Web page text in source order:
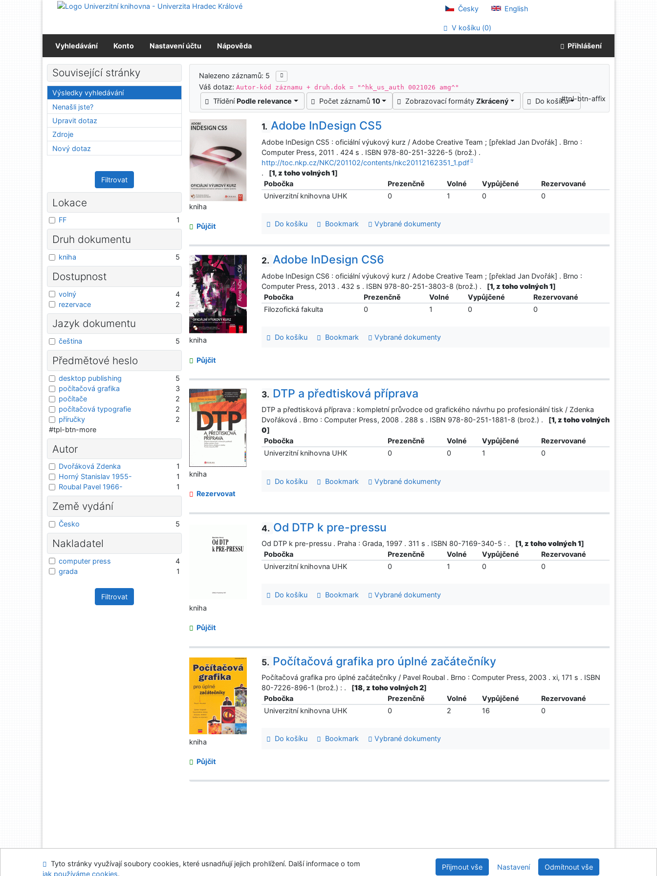
Přejít na obsah
Česky English
V košíku (0)
Vyhledávání Konto Nastavení účtu Nápověda Přihlášení
Výsledky vyhledávání
Nalezeno záznamů: 5
Váš dotaz:Autor-kód záznamu + druh.dok = "^hk_us_auth 0021026 amg^"
Třídění Podle relevance Počet záznamů 10 Zobrazovací formáty Zkrácený Do košíku#tpl-btn-affix
1. Adobe InDesign CS5
Adobe InDesign CS5 : oficiální výukový kurz / Adobe Creative Team ; [překlad Jan Dvořák] . Brno :
Computer Press, 2011 . 424 s . ISBN 978-80-251-3226-5 (brož.) .
http://toc.nkp.cz/NKC/201102/contents/nkc20112162351_1.pdf
.
[1, z toho volných 1]
Pobočka
Prezenčně Volné Vypůjčené
Rezervované
Univerzitní knihovna UHK
0 1 0 0
Do košíku Bookmark Vybrané dokumenty
kniha
Půjčit
2. Adobe InDesign CS6
Adobe InDesign CS6 : oficiální výukový kurz / Adobe Creative Team ; [překlad Jan Dvořák] . Brno :
Computer Press, 2013 . 432 s . ISBN 978-80-251-3803-8 (brož.) .
[1, z toho volných 1]
Pobočka
Prezenčně Volné Vypůjčené
Rezervované
Filozofická fakulta
0 1 0 0
Do košíku Bookmark Vybrané dokumenty
kniha
Půjčit
3. DTP a předtisková příprava
DTP a předtisková příprava : kompletní průvodce od grafického návrhu po profesionální tisk / Zdenka
Dvořáková . Brno : Computer Press, 2008 . 288 s . ISBN 978-80-251-1881-8 (brož.) .
[1, z toho volných
0]
Pobočka
Prezenčně Volné Vypůjčené
Rezervované
Univerzitní knihovna UHK
0 0 1 0
Do košíku Bookmark Vybrané dokumenty
kniha
Rezervovat
4. Od DTP k pre-pressu
Od DTP k pre-pressu . Praha : Grada, 1997 . 311 s . ISBN 80-7169-340-5 : . [1, z toho volných 1]
Pobočka
Prezenčně Volné Vypůjčené
Rezervované
Univerzitní knihovna UHK
0 1 0 0
Do košíku Bookmark
Vybrané dokumenty
kniha
Půjčit
5. Počítačová grafika pro úplné začátečníky
Počítačová grafika pro úplné začátečníky / Pavel Roubal . Brno : Computer Press, 2003 . xi, 171 s . ISBN
80-7226-896-1 (brož.) : .
[18, z toho volných 2]
Pobočka
Prezenčně Volné Vypůjčené
Rezervované
Univerzitní knihovna UHK
0 2 16 0
Do košíku Bookmark Vybrané dokumenty
kniha
Půjčit
Související stránky
Výsledky vyhledávání
Nenašli jste?
Upravit dotaz
Zdroje
Nový dotaz
Filtrovat
Lokace
FF 1
Druh dokumentu
kniha 5
Dostupnost
volný
4
rezervace
2
Jazyk dokumentu
čeština 5
Předmětové heslo
desktop publishing
5
počítačová grafika
3
počítače
2
počítačová typografie
2
příručky
2
#tpl-btn-more
Autor
Dvořáková Zdenka
1
Horný Stanislav 1955-
1
Roubal Pavel 1966-
1
Země vydání
Česko 5
Nakladatel
computer press
4
grada
1
Filtrovat
Mapa stránek Přístupnost Soukromí Modul OpenSearch Univerzitní knihovna - Univerzita Hradec Králové
Tyto stránky využívají soubory cookies, které usnadňují jejich prohlížení. Další informace o tom
jak používáme cookies.
Přijmout vše Nastavení Odmítnout vše